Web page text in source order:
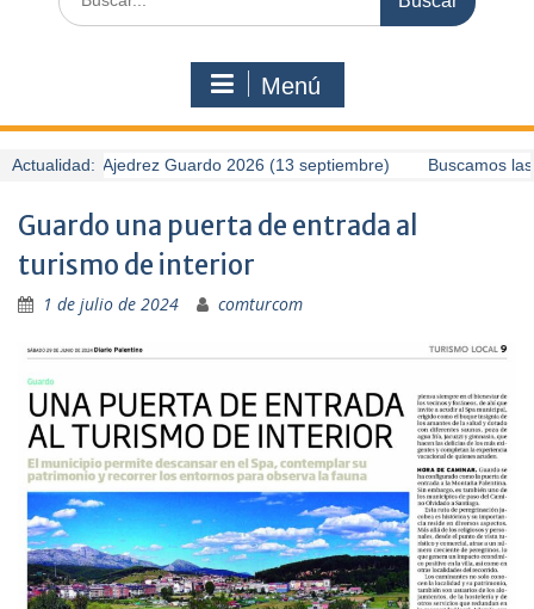
Menú
Actualidad:
Torneo de Ajedrez Guardo 2026 (13 septiembre) Buscamos
Guardo una puerta de entrada al
turismo de interior
1 de julio de 2024 comturcom